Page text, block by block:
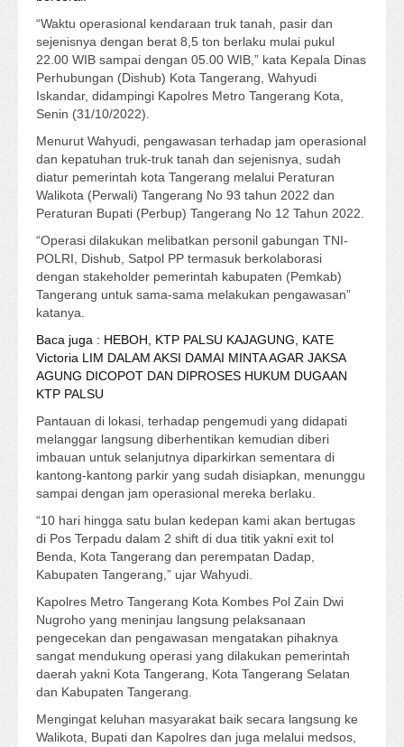
“Waktu operasional kendaraan truk tanah, pasir dan
sejenisnya dengan berat 8,5 ton berlaku mulai pukul
22.00 WIB sampai dengan 05.00 WIB,” kata Kepala Dinas
Perhubungan (Dishub) Kota Tangerang, Wahyudi
Iskandar, didampingi Kapolres Metro Tangerang Kota,
Senin (31/10/2022).
Menurut Wahyudi, pengawasan terhadap jam operasional
dan kepatuhan truk-truk tanah dan sejenisnya, sudah
diatur pemerintah kota Tangerang melalui Peraturan
Walikota (Perwali) Tangerang No 93 tahun 2022 dan
Peraturan Bupati (Perbup) Tangerang No 12 Tahun 2022.
“Operasi dilakukan melibatkan personil gabungan TNI-
POLRI, Dishub, Satpol PP termasuk berkolaborasi
dengan stakeholder pemerintah kabupaten (Pemkab)
Tangerang untuk sama-sama melakukan pengawasan”
katanya.
Baca juga : HEBOH, KTP PALSU KAJAGUNG, KATE
Victoria LIM DALAM AKSI DAMAI MINTA AGAR JAKSA
AGUNG DICOPOT DAN DIPROSES HUKUM DUGAAN
KTP PALSU
Pantauan di lokasi, terhadap pengemudi yang didapati
melanggar langsung diberhentikan kemudian diberi
imbauan untuk selanjutnya diparkirkan sementara di
kantong-kantong parkir yang sudah disiapkan, menunggu
sampai dengan jam operasional mereka berlaku.
“10 hari hingga satu bulan kedepan kami akan bertugas
di Pos Terpadu dalam 2 shift di dua titik yakni exit tol
Benda, Kota Tangerang dan perempatan Dadap,
Kabupaten Tangerang,” ujar Wahyudi.
Kapolres Metro Tangerang Kota Kombes Pol Zain Dwi
Nugroho yang meninjau langsung pelaksanaan
pengecekan dan pengawasan mengatakan pihaknya
sangat mendukung operasi yang dilakukan pemerintah
daerah yakni Kota Tangerang, Kota Tangerang Selatan
dan Kabupaten Tangerang.
Mengingat keluhan masyarakat baik secara langsung ke
Walikota, Bupati dan Kapolres dan juga melalui medsos,